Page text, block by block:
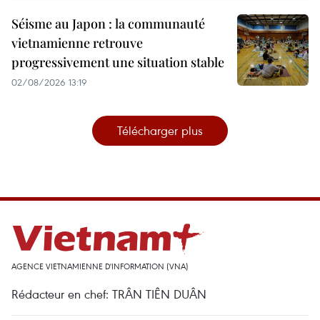
Séisme au Japon : la communauté
vietnamienne retrouve
progressivement une situation stable
02/08/2026 13:19
Télécharger plus
AGENCE VIETNAMIENNE D'INFORMATION (VNA)
Rédacteur en chef: TRÂN TIÊN DUÂN